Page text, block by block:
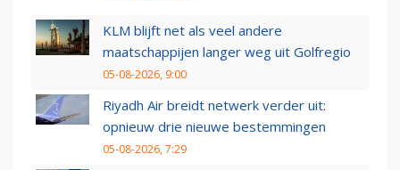
KLM blijft net als veel andere
maatschappijen langer weg uit Golfregio
05-08-2026, 9:00
Riyadh Air breidt netwerk verder uit:
opnieuw drie nieuwe bestemmingen
05-08-2026, 7:29